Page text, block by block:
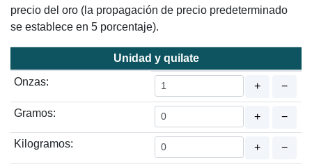
precio del oro (la propagación de precio predeterminado
se establece en 5 porcentaje).
Unidad y quilate
Onzas:
+ −
Gramos: + −
Kilogramos: + −